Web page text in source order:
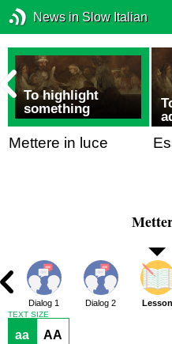
News in Slow Italian
To highlight
something
Mettere in luce
Dialog 1 Dialog 2 Lesson
TEXT SIZE
aa AA